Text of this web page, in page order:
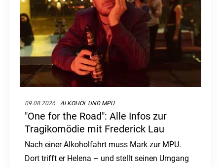
09.08.2026 ALKOHOL UND MPU
"One for the Road": Alle Infos zur
Tragikomödie mit Frederick Lau
Nach einer Alkoholfahrt muss Mark zur MPU.
Dort trifft er Helena – und stellt seinen Umgang